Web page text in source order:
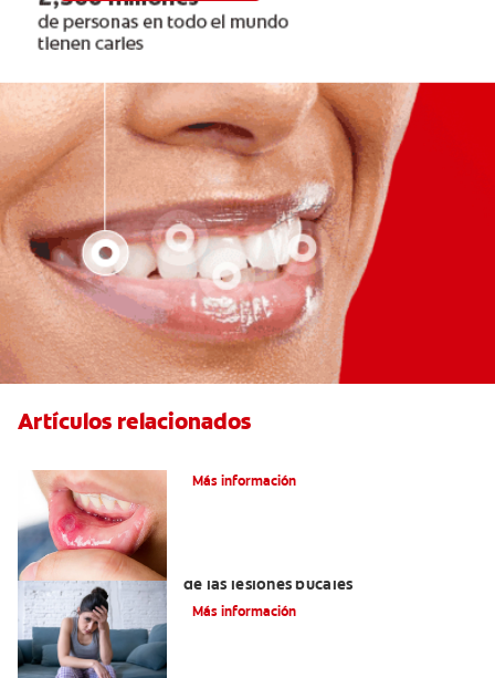
Artículos relacionados
Más información
de las lesiones bucales
Más información